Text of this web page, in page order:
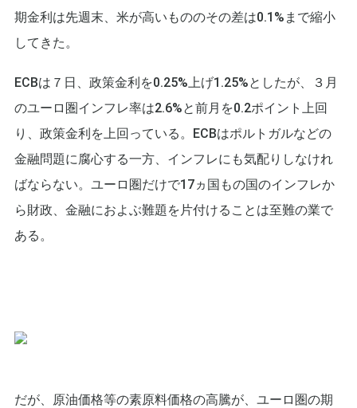
期金利は先週末、米が高いもののその差は0.1%まで縮小
してきた。
ECBは７日、政策金利を0.25%上げ1.25%としたが、３月
のユーロ圏インフレ率は2.6%と前月を0.2ポイント上回
り、政策金利を上回っている。ECBはポルトガルなどの
金融問題に腐心する一方、インフレにも気配りしなけれ
ばならない。ユーロ圏だけで17ヵ国もの国のインフレか
ら財政、金融におよぶ難題を片付けることは至難の業で
ある。
だが、原油価格等の素原料価格の高騰が、ユーロ圏の期